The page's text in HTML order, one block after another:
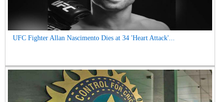
UFC Fighter Allan Nascimento Dies at 34 'Heart Attack'...